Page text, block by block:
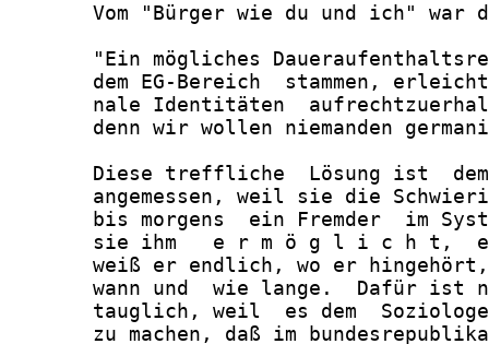
Vom "Bürger wie du und ich" war
"Ein mögliches
dem EG-Bereich  stammen,
nale Identitäten
denn wir wollen niemanden
Diese treffliche  Lösung ist
angemessen, weil sie die
bis morgens  ein Fremder  im
sie ihm   e r m ö g l i c h t,
weiß er endlich, wo er
wann und  wie lange.  Dafür ist
tauglich, weil  es dem
zu machen, daß im